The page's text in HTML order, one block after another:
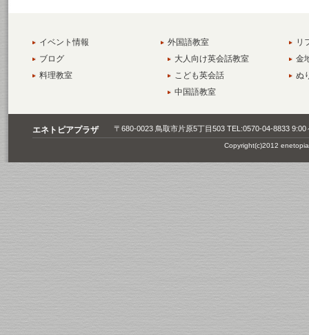
イベント情報
ブログ
料理教室
外国語教室
大人向け英会話教室
こども英会話
中国語教室
リ
金
ぬ
エネトピアプラザ 〒680-0023 鳥取市片原5丁目503 TEL:0570-04-8833
Copyright(c)2012